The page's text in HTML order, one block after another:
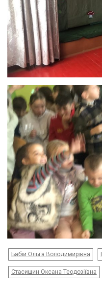
Бабій Ольга Володимирівна
Стасишин Оксана Теодозіївна